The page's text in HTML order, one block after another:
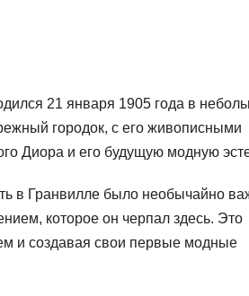
21 января 1905 года в
городок, с его живописными
Диора и его будущую модную
в Гранвилле было необычайно
которое он черпал здесь. Это
и создавая свои первые модные